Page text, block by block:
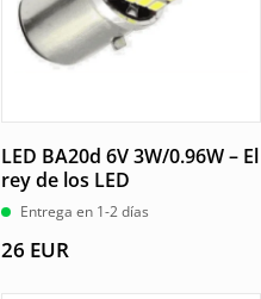
LED BA20d 6V 3W/0.96W – El
rey de los LED
Entrega en 1-2 días
26 EUR